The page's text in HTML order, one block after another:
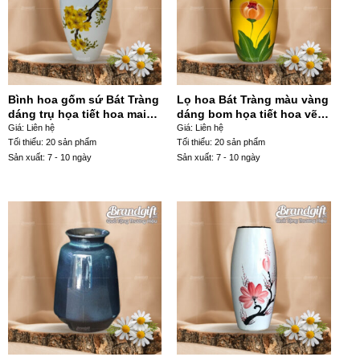
Bình hoa gốm sứ Bát Tràng
dáng trụ họa tiết hoa mai
vàng in decan miệng vẽ
vàng kim LHGS-04
Giá: Liên hệ
Tối thiểu: 20 sản phẩm
Sản xuất: 7 - 10 ngày
Lọ hoa Bát Tràng màu vàng
dáng bom họa tiết hoa vẽ
tay LHGS-93
Giá: Liên hệ
Tối thiểu: 20 sản phẩm
Sản xuất: 7 - 10 ngày